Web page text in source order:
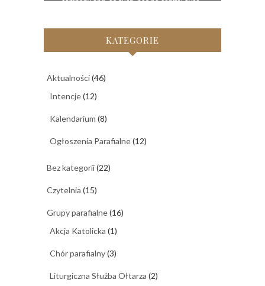
KATEGORIE
Aktualności(46)
Intencje(12)
Kalendarium (8)
Ogłoszenia Parafialne(12)
Bez kategorii(22)
Czytelnia (15)
Grupy parafialne(16)
Akcja Katolicka (1)
Chór parafialny(3)
Liturgiczna Służba Ołtarza (2)